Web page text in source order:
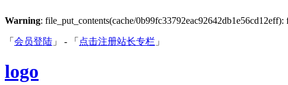
Warning: file_put_contents(cache/
「 会员登陆 」 - 「 点击注册站长专栏 」
logo